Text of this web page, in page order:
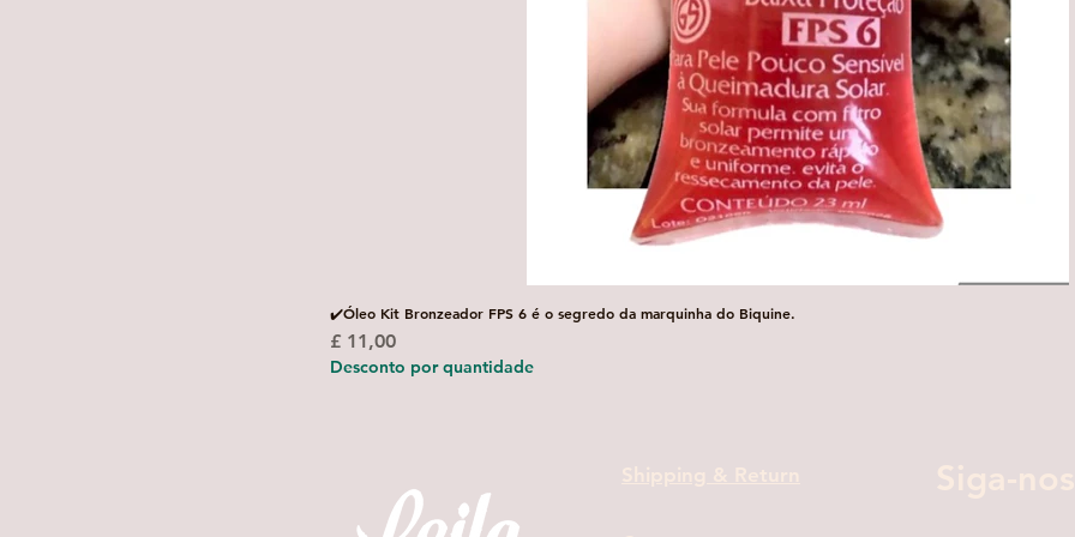
Visualização rápida
✔️Óleo Kit Bronzeador FPS 6 é o segredo da marquinha do Biquine.
Preço
£ 11,00
Desconto por quantidade